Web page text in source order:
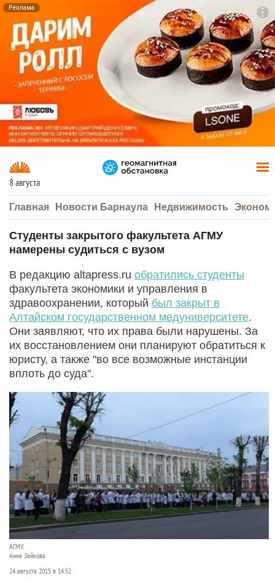
Реклама
8 августа
Главная Новости Барнаула Недвижимость
Студенты закрытого факультета АГМУ
намерены судиться с вузом
В редакцию altapress.ru обратились студенты
факультета экономики и управления в
здравоохранении, который был закрыт в
Алтайском государственном медуниверситете.
Они заявляют, что их права были нарушены. За
их восстановлением они планируют обратиться к
юристу, а также "во все возможные инстанции
вплоть до суда".
АГМУ.
Анна Зайкова
24 августа 2015 в 14:52